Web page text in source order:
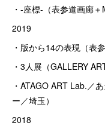
・-座標-（表参道画廊＋
2019
・版から14の表現（表
・3人展（GALLERY
・ATAGO ART Lab.／
ー／埼玉）
2018